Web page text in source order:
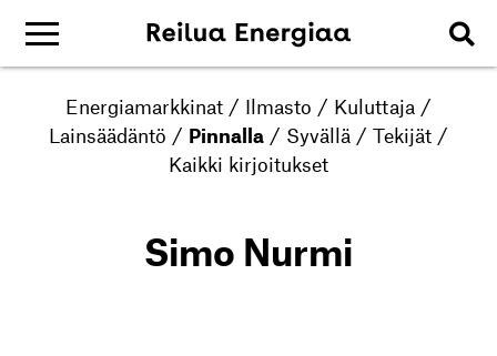
Energiamarkkinat / Ilmasto / Kuluttaja /
Lainsäädäntö / Pinnalla / Syvällä / Tekijät /
Kaikki kirjoitukset
Simo Nurmi